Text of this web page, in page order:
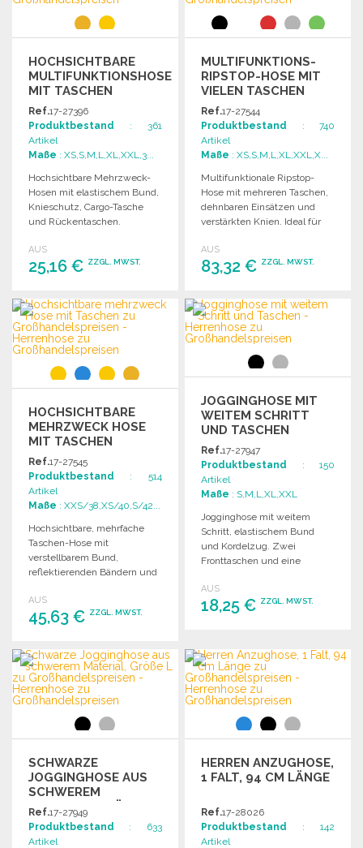
HOCHSICHTBARE
MULTIFUNKTIONSHOSE
MIT TASCHEN
Ref.17-27396
Produktbestand : 361
Artikel
Maße : XS,S,M,L,XL,XXL,3...
Hochsichtbare Mehrzweck-
Hosen mit elastischem Bund,
Knieschutz, Cargo-Tasche
und Rückentaschen.
20471.
AUS
25,16 € ZZGL. MWST.
BESTELLEN
Angebot anfordern
MULTIFUNKTIONS-
RIPSTOP-HOSE MIT
VIELEN TASCHEN
Ref.17-27544
Produktbestand : 740
Artikel
Maße : XS,S,M,L,XL,XXL,X...
Multifunktionale Ripstop-
Hose mit mehreren Taschen,
dehnbaren Einsätzen und
verstärkten Knien. Ideal für
AUS
83,32 € ZZGL. MWST.
BESTELLEN
Angebot anfordern
HOCHSICHTBARE
MEHRZWECK HOSE
MIT TASCHEN
Ref.17-27545
Produktbestand : 514
Artikel
Maße : XXS/38,XS/40,S/42...
Hochsichtbare, mehrfache
Taschen-Hose mit
verstellbarem Bund,
reflektierenden Bändern und
Taschen für optimale
Funktionalität.
AUS
45,63 € ZZGL. MWST.
BESTELLEN
Angebot anfordern
JOGGINGHOSE MIT
WEITEM SCHRITT
UND TASCHEN
Ref.17-27947
Produktbestand : 150
Artikel
Maße : S,M,L,XL,XXL
Jogginghose mit weitem
Schritt, elastischem Bund
und Kordelzug. Zwei
Fronttaschen und eine
angepasste Passform.
AUS
18,25 € ZZGL. MWST.
Angebot anfordern
SCHWARZE
JOGGINGHOSE AUS
SCHWEREM
MATERIAL, GRÖSSE L Z
U G
ROSSHANDELSPREISEN
Ref.17-27949
Produktbestand : 633
Artikel
HERREN ANZUGHOSE,
1 FALT, 94 CM LÄNGE
Ref.17-28026
Produktbestand : 142
Artikel